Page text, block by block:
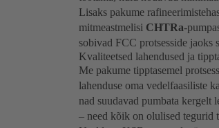
Lisaks pakume
mitmeastmelisi CHTRa-
sobivad FCC protsesside jaoks
Kvaliteetsed lahendused ja
Me pakume tipptasemel
lahenduse oma vedelfaasiliste
nad suudavad pumbata
– need kõik on olulised tegurid